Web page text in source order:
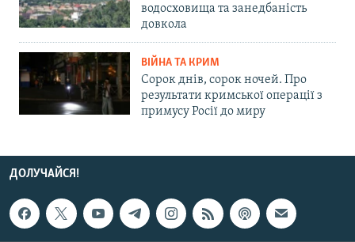
водосховища та занедбаність
довкола
ВІЙНА ТА КРИМ
Сорок днів, сорок ночей. Про
результати кримської операції з
примусу Росії до миру
ДОЛУЧАЙСЯ!